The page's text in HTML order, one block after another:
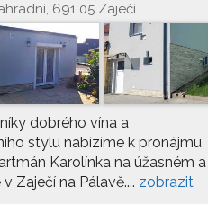
691 05 Zaječí
dobrého vína a
stylu nabízíme k pronájmu
Karolínka na úžasném a
Zaječí na Pálavě.... zobrazit